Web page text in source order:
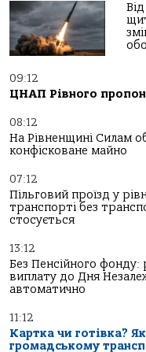
09:12
ЦНАП Рівного
08:12
На Рівненщині Силам
конфісковане майно
07:12
Пільговий проїзд у
транспорті без
стосується
13:12
Без Пенсійного фонду:
виплату до Дня
автоматично
11:12
Картка чи готівка?
громадському